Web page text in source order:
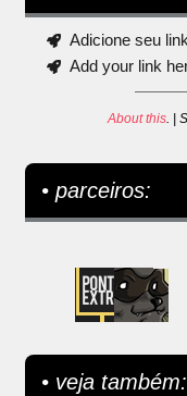
Adicione seu
Add your link
About this. |
• parceiros:
• veja também: